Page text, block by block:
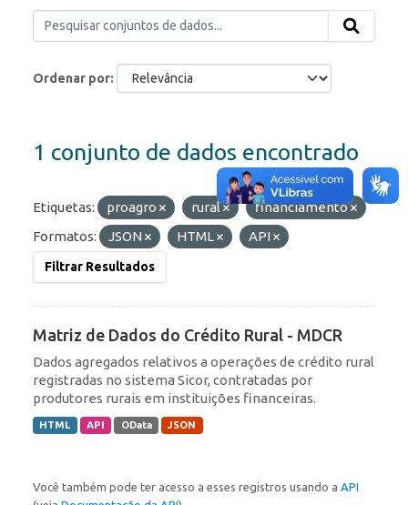
Ordenar por
1 conjunto de dados encontrado
Etiquetas: proagro rural
financiamento
Formatos:
JSON HTML API
Filtrar Resultados
Matriz de Dados do Crédito Rural - MDCR
Dados agregados relativos a operações de crédito rural
registradas no sistema Sicor, contratadas por
produtores rurais em instituições financeiras.
HTML API OData JSON
Você também pode ter acesso a esses registros usando a API